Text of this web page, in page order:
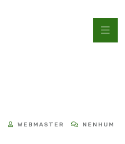
WEBMASTER
NENHUM